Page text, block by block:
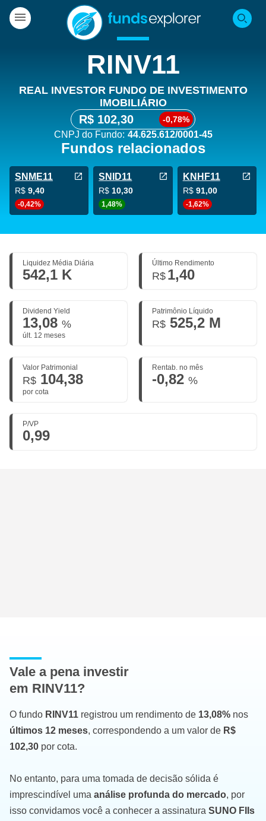
RINV11
REAL INVESTOR FUNDO DE INVESTIMENTO
IMOBILIÁRIO
R$ 102,30 -0,78%
CNPJ do Fundo: 44.625.612/0001-45
Fundos relacionados
SNME11
R$ 9,40
-0,42%
SNID11
R$ 10,30
1,48%
KNHF11
R$ 91,00
-1,62%
Liquidez Média Diária
542,1 K
Último Rendimento
R$ 1,40
Dividend Yield
13,08 %
últ. 12 meses
Patrimônio Líquido
R$ 525,2 M
Valor Patrimonial
R$ 104,38
por cota
Rentab. no mês
-0,82 %
P/VP
0,99
Vale a pena investir
em RINV11?
O fundo RINV11 registrou um rendimento de 13,08% nos
últimos 12 meses, correspondendo a um valor de R$
102,30 por cota.
No entanto, para uma tomada de decisão sólida é
imprescindível uma análise profunda do mercado, por
isso convidamos você a conhecer a assinatura SUNO FIIs